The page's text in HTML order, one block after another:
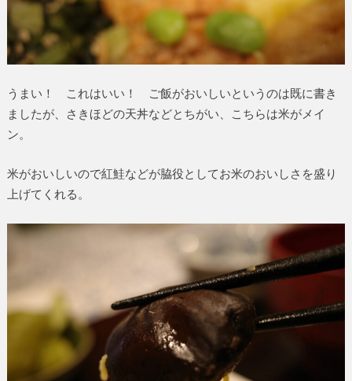
うまい！ これはいい！ ご飯がおいしいというのは既に書き
ましたが、さきほどの天丼などとちがい、こちらは米がメイ
ン。
米がおいしいので紅鮭などが脇役としてお米のおいしさを盛り
上げてくれる。